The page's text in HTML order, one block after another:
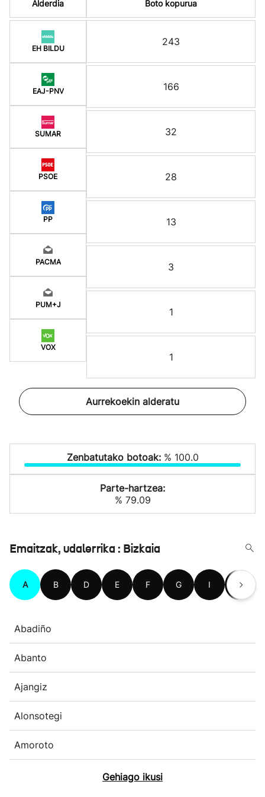
Alderdia
EH BILDU
EAJ-PNV
SUMAR
PSOE
PP
PACMA
PUM+J
VOX
Boto kopurua
243
166
32
28
13
3
1
1
Aurrekoekin alderatu
Zenbatutako botoak: % 100.0
Parte-hartzea:
% 79.09
Emaitzak, udalerrika : Bizkaia
A B D E F G I J
Abadiño
Abanto
Ajangiz
Alonsotegi
Amoroto
Gehiago ikusi